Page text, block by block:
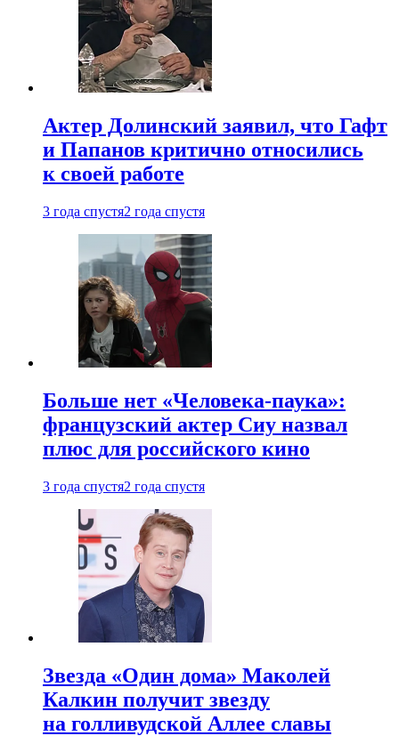
Актер Долинский заявил, что Гафт
и Папанов критично относились
к своей работе
3 года спустя2 года спустя
Больше нет «Человека-паука»:
французский актер Сиу назвал
плюс для российского кино
3 года спустя2 года спустя
Звезда «Один дома» Маколей
Калкин получит звезду
на голливудской Аллее славы